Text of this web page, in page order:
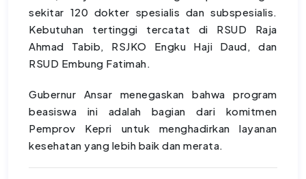
sekitar 120 dokter spesialis dan subspesialis.
Kebutuhan tertinggi tercatat di RSUD Raja
Ahmad Tabib, RSJKO Engku Haji Daud, dan
RSUD Embung Fatimah.
Gubernur Ansar menegaskan bahwa program
beasiswa ini adalah bagian dari komitmen
Pemprov Kepri untuk menghadirkan layanan
kesehatan yang lebih baik dan merata.